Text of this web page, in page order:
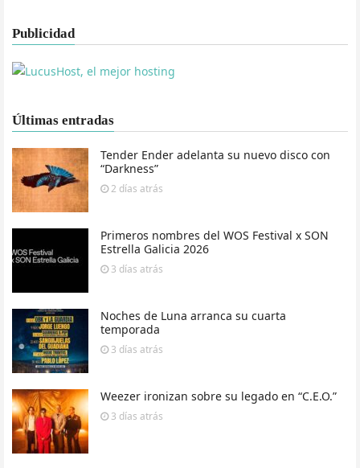
Publicidad
Últimas entradas
Tender Ender adelanta su nuevo disco con
“Darkness”
2 días atrás
Primeros nombres del WOS Festival x SON
Estrella Galicia 2026
3 días atrás
Noches de Luna arranca su cuarta
temporada
3 días atrás
Weezer ironizan sobre su legado en “C.E.O.”
3 días atrás